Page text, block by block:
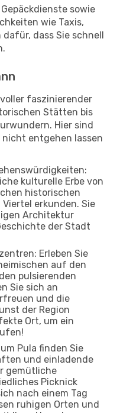
sowie
wie Taxis,
dass Sie schnell
faszinierender
Stätten bis
Hier sind
entgehen lassen
kulturelle Erbe von
historischen
erkunden. Sie
Architektur
der Stadt
Erleben Sie
auf den
pulsierenden
Sie sich an
und die
der Region
Ort, um ein
Pula finden Sie
und einladende
gemütliche
Picknick
nach einem Tag
ruhigen Orten und